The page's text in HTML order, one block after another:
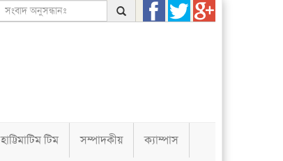
হাট্টিমাটিম টিম সম্পাদকীয় ক্যাম্পাস